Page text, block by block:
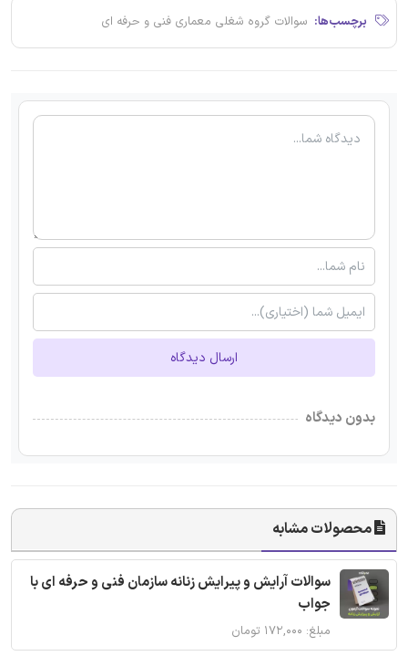
برچسب‌ها: سوالات گروه شغلی معماری فنی و حرفه ای
ارسال دیدگاه
بدون دیدگاه
محصولات مشابه
سوالات آرایش و پیرایش زنانه سازمان فنی و حرفه ای با
جواب
مبلغ: ۱۷۲,۰۰۰ تومان